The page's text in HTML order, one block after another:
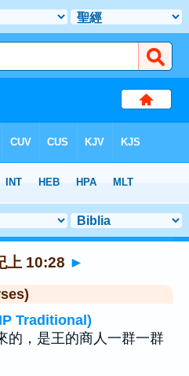
上 10:28 ►
Traditional)
的，是王的商人一群一群